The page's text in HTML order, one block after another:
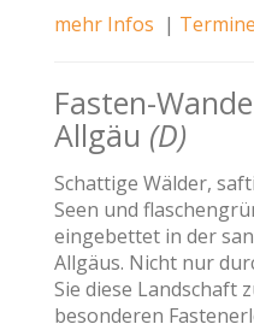
mehr Infos |
Fasten-
Allgäu (D)
Schattige Wälder,
Seen und
eingebettet in der
Allgäus. Nicht nur
Sie diese Landschaft
besonderen